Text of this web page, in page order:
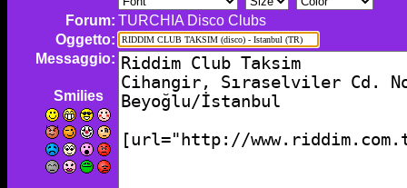
Forum: TURCHIA Disco Clubs
Oggetto:
Messaggio:
Smilies